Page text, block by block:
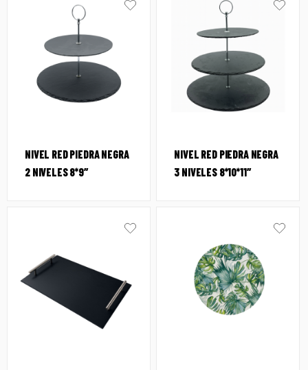
NIVEL RED PIEDRA NEGRA
2 NIVELES 8*9″
NIVEL RED PIEDRA NEGRA
3 NIVELES 8*10*11″